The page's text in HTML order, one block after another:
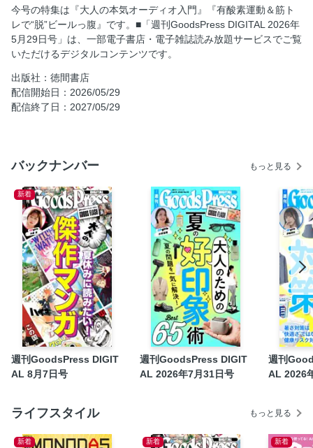
大人の本気オーディオ入門 Part1:イヤホン編
大人の本気オーディオ入門 Part2：ヘッドホン編
大人の本気オーディオ入門 Part3:サウンドバー・スピーカー
編
大人の本気オーディオ入門 Part4:プレーヤー編
大人の本気オーディオ入門 Part5:アンプ・レシーバー編
マンガ連載 『マザーグール』第11話（菅原キク）
マンガ連載 『月姫桐璃参ります！』第44話（柴田泰希）
次号予告
今号の特集は『大人の本気オーディオ入門』『有酸素運動＆筋ト
レで“脱”ビールっ腹』です。■「週刊GoodsPress DIGITAL 2026年
5月29日号」は、一部電子書店・電子雑誌読み放題サービスでご覧
いただけるデジタルコンテンツです。
出版社：徳間書店
配信開始日：2026/05/29
配信終了日：2027/05/29
バックナンバー もっと見る
新着
週刊GoodsPress DIGIT
AL 8月7日号
週刊GoodsPress DIGIT
AL 2026年7月31日号
週刊
AL 2026
ライフスタイル もっと見る
新着 新着 新着